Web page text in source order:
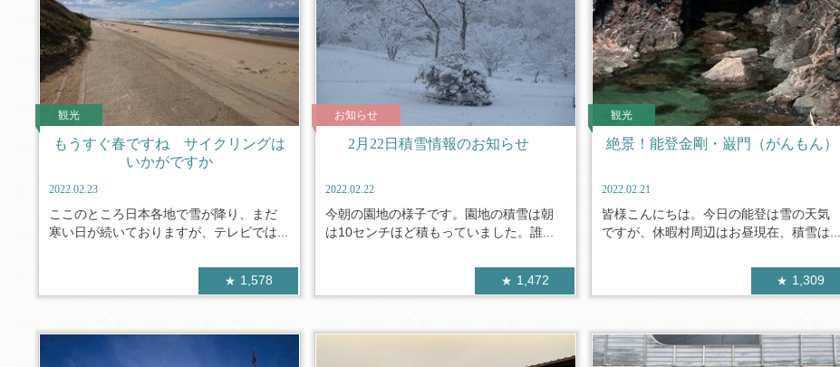
観光
もうすぐ春ですね サイクリングは
いかがですか
2022.02.23
ここのところ日本各地で雪が降り、まだ
寒い日が続いておりますが、テレビでは...
1,578
お知らせ
2月22日積雪情報のお知らせ
2022.02.22
今朝の園地の様子です。園地の積雪は朝
は10センチほど積もっていました。誰...
1,472
観光
絶景！能登金剛・巌門（がんもん）
2022.02.21
皆様こんにちは。今日の能登は雪の天気
ですが、休暇村周辺はお昼現在、積雪は...
1,309